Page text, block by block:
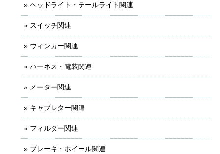
ヘッドライト・テールライト関連
スイッチ関連
ウィンカー関連
ハーネス・電装関連
メーター関連
キャブレター関連
フィルター関連
ブレーキ・ホイール関連